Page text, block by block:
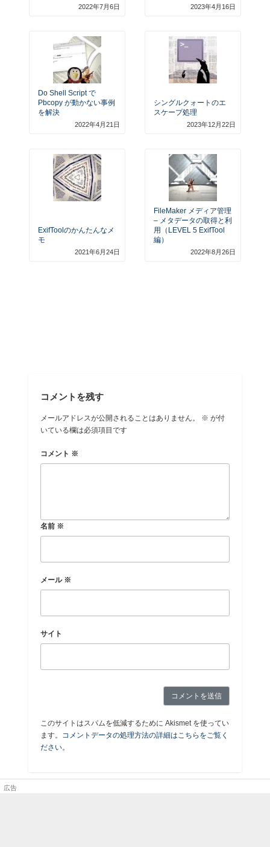
2022年7月6日 2023年4月16日
Do Shell Script で
Pbcopy が動かない事例
を解決
2022年4月21日
シングルクォートのエ
スケープ処理
2023年12月22日
ExifToolのかんたんなメ
モ
2021年6月24日
FileMaker メディア管理
– メタデータの取得と利
用（LEVEL 5 ExifTool
編）
2022年8月26日
コメントを残す
メールアドレスが公開されることはありません。 ※ が付
いている欄は必須項目です
コメント ※
名前 ※
メール ※
サイト
このサイトはスパムを低減するために Akismet を使ってい
ます。 コメントデータの処理方法の詳細はこちらをご覧く
ださい。